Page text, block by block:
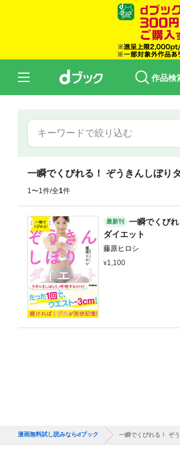
作品検
一瞬でくびれる！ ぞうきんしぼり
1〜1件/全1件
最新刊
一瞬でくび
ダイエット
藤原ヒロシ
1,100
漫画無料試し読みならdブック 一瞬でくびれる！ ぞ